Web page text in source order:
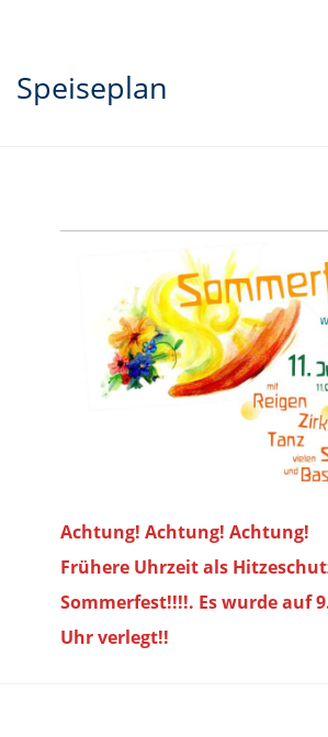
Speiseplan
Achtung! Achtung! Achtung!
Frühere Uhrzeit als
Sommerfest!!!!. Es wurde auf
Uhr verlegt!!